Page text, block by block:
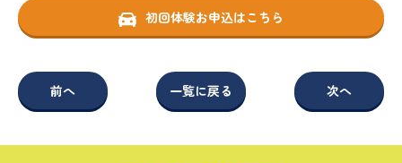
初回体験お申込はこちら
前へ 一覧に戻る 次へ